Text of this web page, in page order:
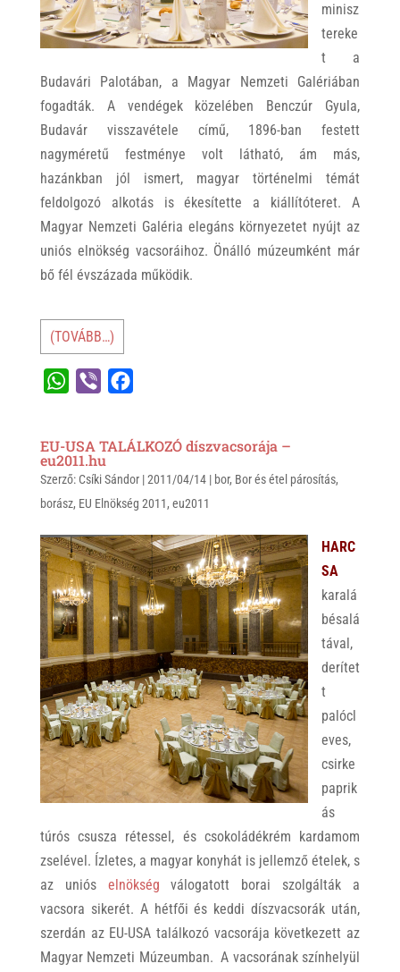
minisz
tereke
t a
Budavári Palotában, a Magyar Nemzeti Galériában
fogadták. A vendégek közelében Benczúr Gyula,
Budavár visszavétele című, 1896-ban festett
nagyméretű festménye volt látható, ám más,
hazánkban jól ismert, magyar történelmi témát
feldolgozó alkotás is ékesítette a kiállítóteret. A
Magyar Nemzeti Galéria elegáns környezetet nyújt az
uniós elnökség vacsoráihoz. Önálló múzeumként már
bő fél évszázada működik.
(TOVÁBB…)
t
s
A
p
p
e
r
e
b
o
o
k
EU-USA TALÁLKOZÓ díszvacsorája –
eu2011.hu
Szerző: Csíki Sándor|2011/04/14| bor, Bor és étel párosítás,
borász, EU Elnökség 2011, eu2011
HARC
SA
karalá
bésalá
tával,
derítet
t
palócl
eves,
csirke
paprik
ás
túrós csusza rétessel, és csokoládékrém kardamom
zselével. Ízletes, a magyar konyhát is jellemző ételek, s
az uniós elnökség válogatott borai szolgálták a
vacsora sikerét. A hétfői és keddi díszvacsorák után,
szerdán az EU-USA találkozó vacsorája következett az
Magyar Nemzeti Múzeumban. A vacsorának színhelyül